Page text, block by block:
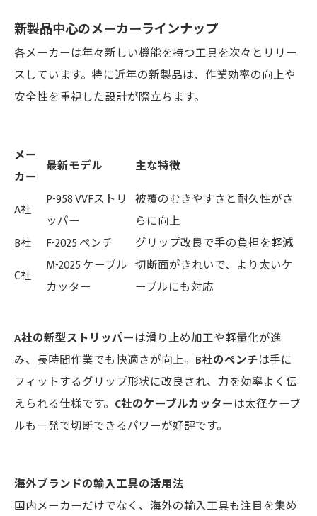
新製品中心のメーカーラインナップ
各メーカーは年々新しい機能を持つ工具を次々とリリー
スしています。特に近年の新製品は、作業効率の向上や
安全性を重視した設計が際立ちます。
メー
カー
最新モデル 主な特徴
A社
P-958 VVFストリ
ッパー
被覆のむきやすさと耐久性がさ
らに向上
B社
F-2025 ペンチ
グリップ改良で手の負担を軽減
C社
M-2025 ケーブル
カッター
切断面がきれいで、より太いケ
ーブルにも対応
A社の新型ストリッパーは滑り止め加工や軽量化が進
み、長時間作業でも快適さが向上。 B社のペンチは手に
フィットするグリップ形状に改良され、力を効率よく伝
えられる仕様です。 C社のケーブルカッターは太径ケーブ
ルも一発で切断できるパワーが好評です。
海外ブランドの輸入工具の活用法
国内メーカーだけでなく、海外の輸入工具も注目を集め